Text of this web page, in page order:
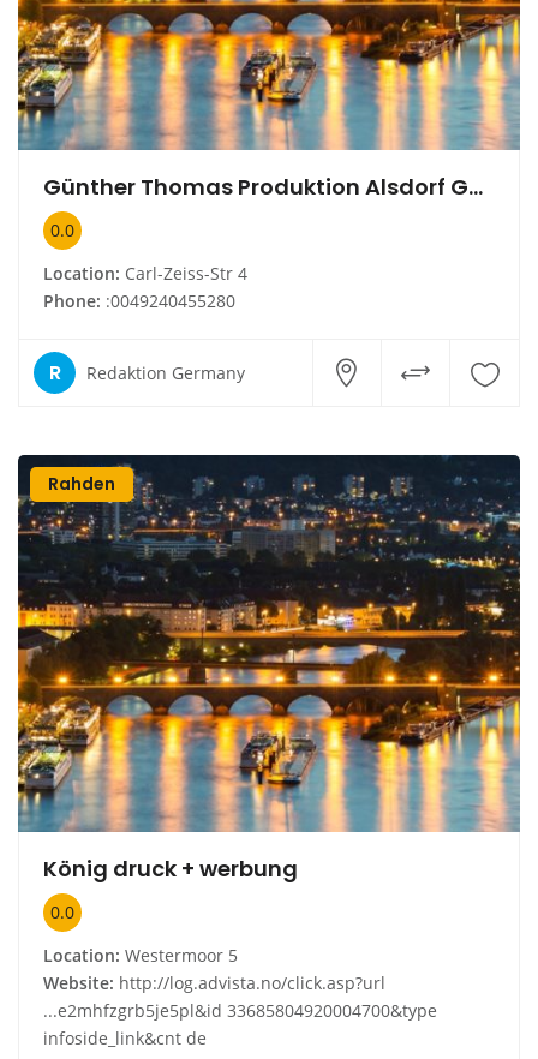
Günther Thomas Produktion Alsdorf GmbH & Co. KG
0.0
Location: Carl-Zeiss-Str 4
Phone: :0049240455280
R Redaktion Germany
Rahden
König druck + werbung
0.0
Location: Westermoor 5
Website: http://log.advista.no/click.asp?url
...e2mhfzgrb5je5pl&id 33685804920004700&type
infoside_link&cnt de